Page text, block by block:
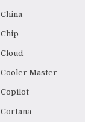
China
Chip
Cloud
Cooler Master
Copilot
Cortana